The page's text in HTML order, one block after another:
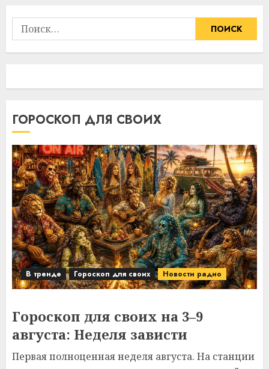
Найти:
ГОРОСКОП ДЛЯ СВОИХ
В тренде Гороскоп для своих Новости радио
Гороскоп для своих на 3–9
августа: Неделя зависти
Первая полноценная неделя августа. На станции